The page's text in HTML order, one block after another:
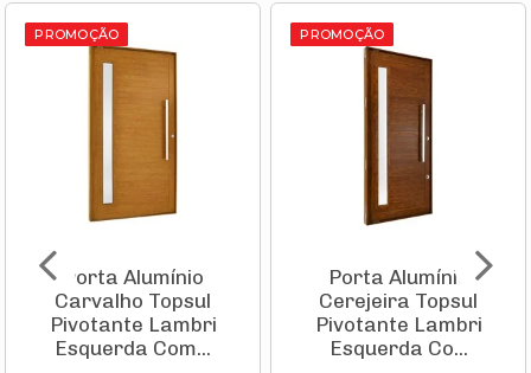
PROMOÇÃO
Porta Alumínio
Carvalho Topsul
Pivotante Lambri
Esquerda Com...
PROMOÇÃO
Porta Alumínio
Cerejeira Topsul
Pivotante Lambri
Esquerda Co...